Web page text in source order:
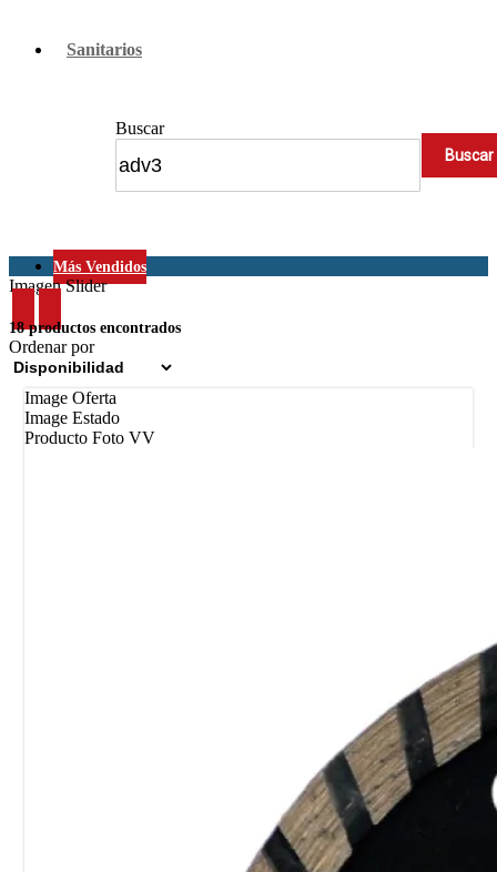
Sanitarios
Buscar
Más Vendidos
Imagen Slider
18 productos encontrados
Ordenar por
Image Oferta
Image Estado
Producto Foto VV